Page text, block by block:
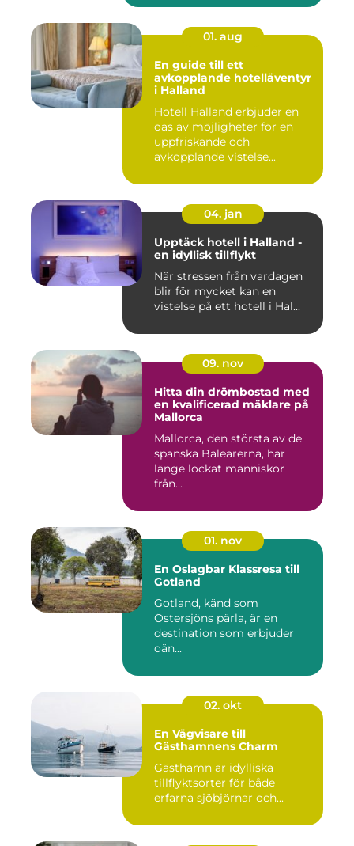
01. aug
En guide till ett
avkopplande hotelläventyr
i Halland
Hotell Halland erbjuder en
oas av möjligheter för en
uppfriskande och
avkopplande vistelse...
04. jan
Upptäck hotell i Halland -
en idyllisk tillflykt
När stressen från vardagen
blir för mycket kan en
vistelse på ett hotell i Hal...
09. nov
Hitta din drömbostad med
en kvalificerad mäklare på
Mallorca
Mallorca, den största av de
spanska Balearerna, har
länge lockat människor
från...
01. nov
En Oslagbar Klassresa till
Gotland
Gotland, känd som
Östersjöns pärla, är en
destination som erbjuder
oän...
02. okt
En Vägvisare till
Gästhamnens Charm
Gästhamn är idylliska
tillflyktsorter för både
erfarna sjöbjörnar och...